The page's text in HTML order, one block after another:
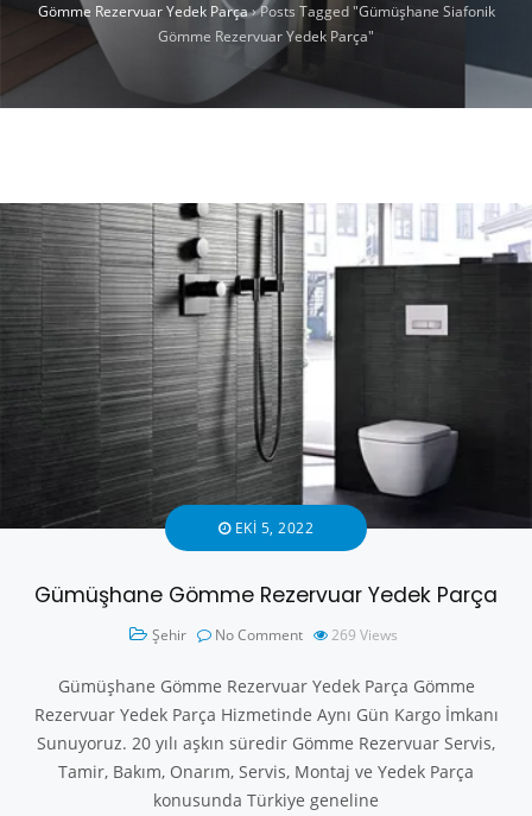
Gömme Rezervuar Yedek Parça›Posts Tagged "Gümüşhane Siafonik
Gömme Rezervuar Yedek Parça"
EKI 5, 2022
Gümüşhane Gömme Rezervuar Yedek Parça
Şehir No Comment 269 Views
Gümüşhane Gömme Rezervuar Yedek Parça Gömme
Rezervuar Yedek Parça Hizmetinde Aynı Gün Kargo İmkanı
Sunuyoruz. 20 yılı aşkın süredir Gömme Rezervuar Servis,
Tamir, Bakım, Onarım, Servis, Montaj ve Yedek Parça
konusunda Türkiye geneline